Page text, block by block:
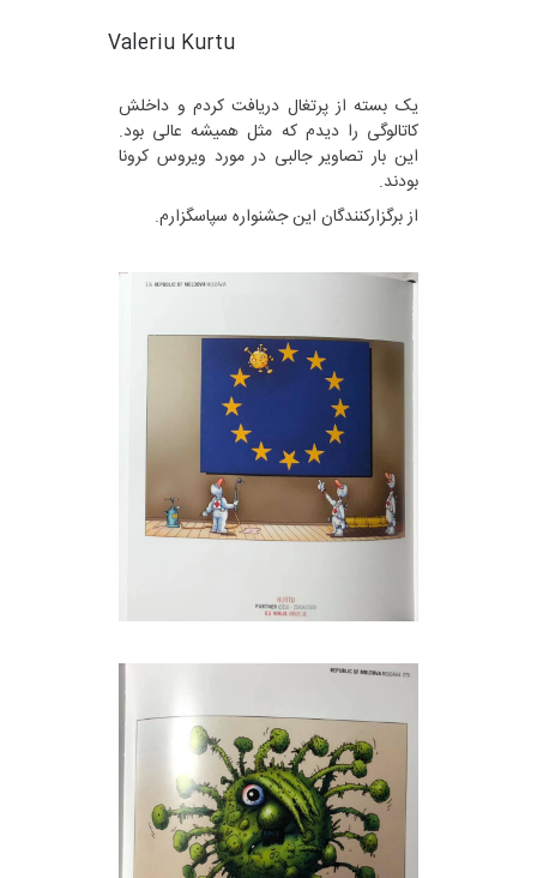
Valeriu Kurtu
یک بسته از پرتغال دریافت کردم و داخلش
کاتالوگی را دیدم که مثل همیشه عالی بود.
این بار تصاویر جالبی در مورد ویروس کرونا
بودند.
از برگزارکنندگان این جشنواره سپاسگزارم.